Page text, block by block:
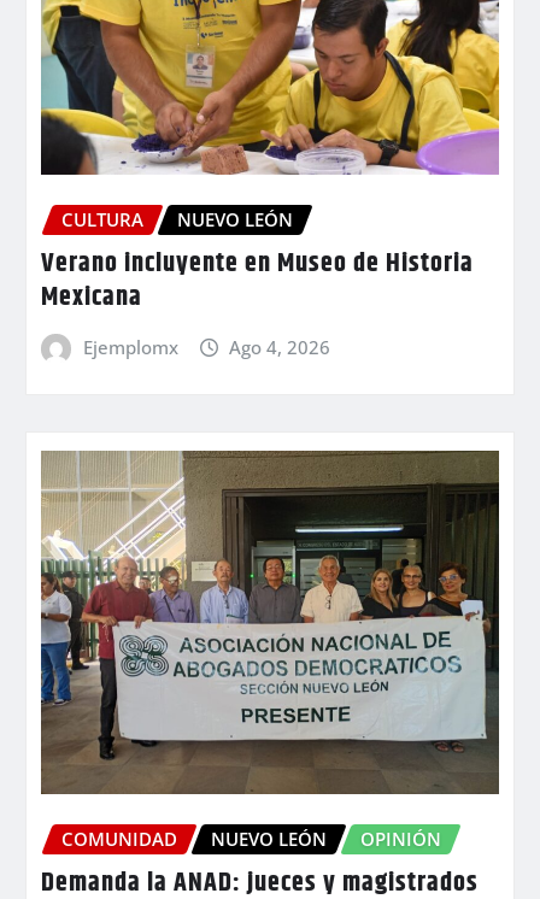
CULTURA NUEVO LEÓN
Verano incluyente en Museo de Historia
Mexicana
Ejemplomx Ago 4, 2026
COMUNIDAD NUEVO LEÓN OPINIÓN
Demanda la ANAD: jueces y magistrados